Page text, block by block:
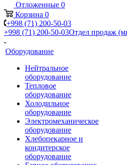
Отложенные 0
Корзина 0
+998 (71) 200-50-03
+998 (71) 200-50-03Отдел продаж
Оборудование
Нейтральное
оборудование
Тепловое
оборудование
Холодильное
оборудование
Электромеханическое
оборудование
Хлебопекарное и
кондитерское
оборудование